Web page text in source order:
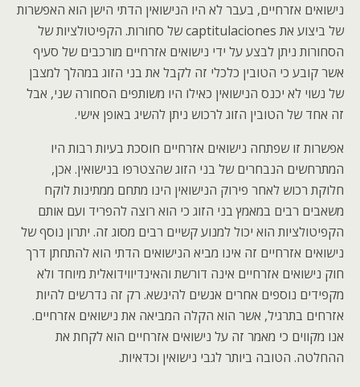
נישואים אזרחיים, בעבר לא היו הנישואין הדתי הישן הוא האפשרות
של ביצוע את captitulaciones של סחורות. הקפיטולציות של
הסחורות ניתן לבצע על ידי נישואים אזרחיים מורכבים של סעיף
אשר קובע כי הטובין כלכלי זה לקבל את בני הזוג במהלך למצבן
של נשוי לא יכנס הנישואין כאילו היו משותפים הסחורה שני, אבל
זה אחד של הטובין הזוג לרכוש ניתן להשיג באופן אישי.
אפשרות זו שפתחה נישואים אזרחיים חוסכת בעיות רבות היו
המתרחשים הנבחרים של בני הזוג שהצטרפו בנישואין. אכן,
חלוקת רכוש לאחר פירוק הנישואין הינו מתחם ממתינות לוקח
משאבים רבים במאמץ בני הזוג כי הוא רוצה להפריד ועם אותם
הקפיטולציות הוא יכול למנוע קשיים רבים מסוג זה. יתרון נוסף של
נישואים אזרחיים זה אינו מביא הנישואים הדתי הוא להתחתן דרך
חוק נישואים אזרחיים אינה דורשת והאינדיווידואלית מיוחד ולא
מקפידים נוספים אחרים אנשים להינשא. רק זה נדרשים להיות
אזרחים בתרגיל, אשר הוא הקלה המביאה את נישואים אזרחיים.
אנו מקווים כי מאמר זה על נישואים אזרחיים הוא לקחת את
ההחלטה. הטובה ביותר לגבי נישואין וכדאיות.